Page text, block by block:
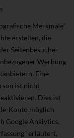
Merkmale”
erstellen, die
Seitenbesucher
Werbung
Eine
ist nicht
Dies ist
Konto möglich
Google Analytics,
erläutert,